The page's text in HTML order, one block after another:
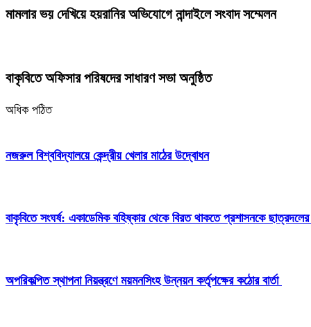
মামলার ভয় দেখিয়ে হয়রানির অভিযোগে নান্দাইলে সংবাদ সম্মেলন
বাকৃবিতে অফিসার পরিষদের সাধারণ সভা অনুষ্ঠিত
অধিক পঠিত
নজরুল বিশ্ববিদ্যালয়ে কেন্দ্রীয় খেলার মাঠের উদ্বোধন
বাকৃবিতে সংঘর্ষ: একাডেমিক বহিষ্কার থেকে বিরত থাকতে প্রশাসনকে
অপরিকল্পিত স্থাপনা নিয়ন্ত্রণে ময়মনসিংহ উন্নয়ন কর্তৃপক্ষের কঠোর বার্তা